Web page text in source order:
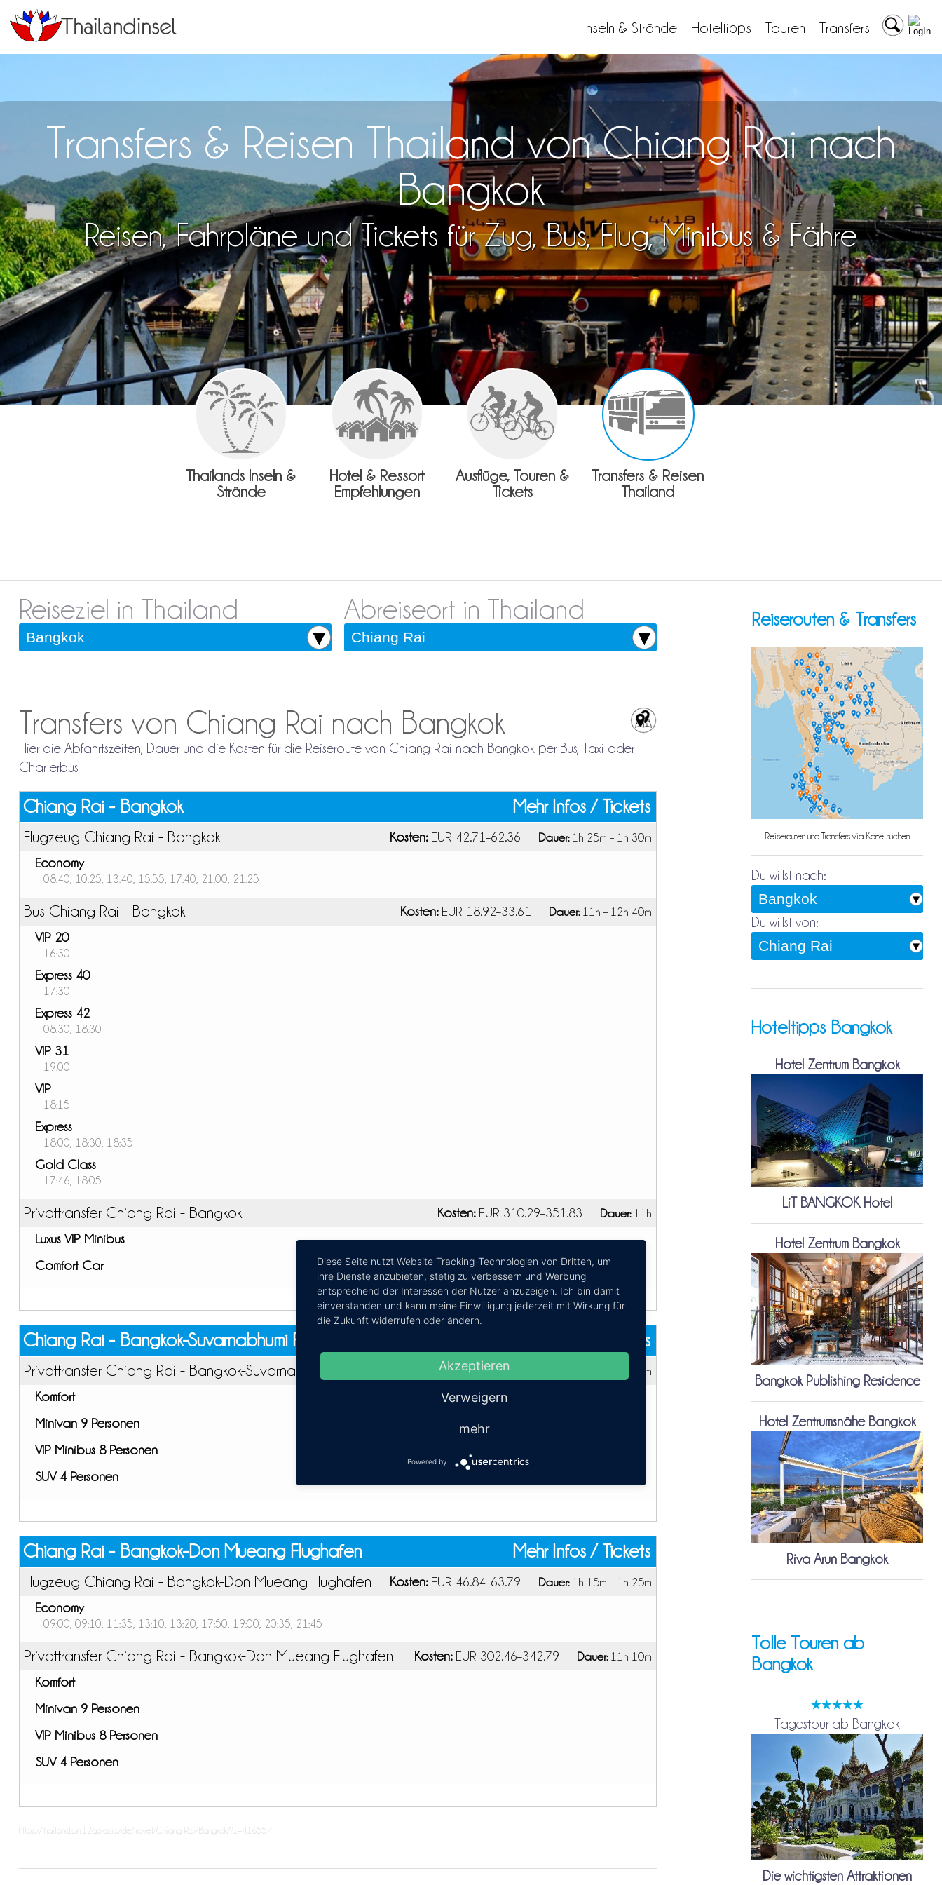
Transfers
Touren
Hoteltipps
Inseln & Strände
Transfers & Reisen Thailand von Chiang Rai nach
Bangkok
Reisen, Fahrpläne und Tickets für Zug, Bus, Flug, Minibus & Fähre
Thailands Inseln &
Strände
Hotel & Ressort
Empfehlungen
Ausflüge, Touren &
Tickets
Transfers & Reisen
Thailand
Reiseziel in Thailand Abreiseort in Thailand
Transfers von Chiang Rai nach Bangkok
Hier die Abfahrtszeiten, Dauer und die Kosten für die Reiseroute von Chiang Rai nach Bangkok per Bus, Taxi oder
Charterbus
Chiang Rai - Bangkok Mehr Infos / Tickets
Flugzeug Chiang Rai - Bangkok Kosten:EUR 42.71–62.36 Dauer:1h 25m – 1h 30m
Economy
08:40, 10:25, 13:40, 15:55, 17:40, 21:00, 21:25
Bus Chiang Rai - Bangkok Kosten:EUR 18.92–33.61 Dauer:11h – 12h 40m
VIP 20
16:30
Express 40
17:30
Express 42
08:30, 18:30
VIP 31
19:00
VIP
18:15
Express
18:00, 18:30, 18:35
Gold Class
17:46, 18:05
Privattransfer Chiang Rai - Bangkok Kosten:EUR 310.29–351.83 Dauer:11h
Luxus VIP Minibus
Comfort Car
Chiang Rai - Bangkok-Suvarnabhumi Flughafen Mehr Infos / Tickets
Privattransfer Chiang Rai - Bangkok-Suvarnabhumi Flughafen Kosten:EUR 302.46–339.91 11h 35m
Komfort
Minivan 9 Personen
VIP Minibus 8 Personen
SUV 4 Personen
Chiang Rai - Bangkok-Don Mueang Flughafen Mehr Infos / Tickets
Flugzeug Chiang Rai - Bangkok-Don Mueang Flughafen Kosten:EUR 46.84–63.79 Dauer:1h 15m – 1h 25m
Economy
09:00, 09:10, 11:35, 13:10, 13:20, 17:50, 19:00, 20:35, 21:45
Privattransfer Chiang Rai - Bangkok-Don Mueang Flughafen Kosten:EUR 302.46–342.79 Dauer:11h 10m
Komfort
Minivan 9 Personen
VIP Minibus 8 Personen
SUV 4 Personen
https://thailandsun.12go.asia/de/travel/Chiang Rai/Bangkok/?z=416557
Reiserouten & Transfers
Reiserouten und Transfers via Karte suchen
Du willst nach:
Du willst von:
Hoteltipps Bangkok
Hotel Zentrum Bangkok
LiT BANGKOK Hotel
Hotel Zentrum Bangkok
Bangkok Publishing Residence
Hotel Zentrumsnähe Bangkok
Riva Arun Bangkok
Tolle Touren ab
Bangkok
Tagestour ab Bangkok
Die wichtigsten Attraktionen
Diese Seite nutzt Website Tracking-Technologien von Dritten, um
ihre Dienste anzubieten, stetig zu verbessern und Werbung
entsprechend der Interessen der Nutzer anzuzeigen. Ich bin damit
einverstanden und kann meine Einwilligung jederzeit mit Wirkung für
die Zukunft widerrufen oder ändern.
Akzeptieren
Verweigern
mehr
Powered by